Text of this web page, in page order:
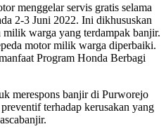
menggelar servis gratis selama
2-3 Juni 2022. Ini dikhususkan
warga yang terdampak banjir.
motor milik warga diperbaiki.
Program Honda Berbagi
merespons banjir di Purworejo
terhadap kerusakan yang